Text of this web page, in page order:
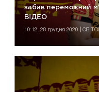
забив переможний
ВІДЕО
10:12, 28 грудня 2020 |